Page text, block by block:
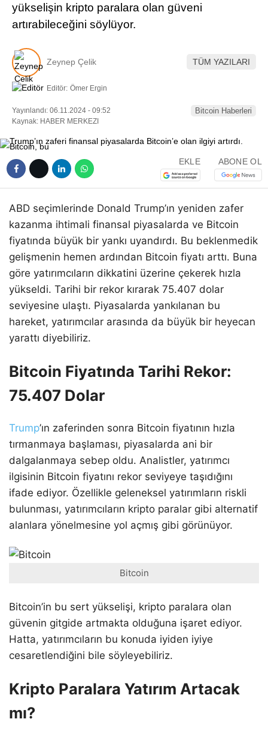
Telegram
yükselişin kripto paralara olan güveni
artırabileceğini söylüyor.
Zeynep Çelik TÜM YAZILARI
Editör: Ömer Ergin
Yayınlandı: 06.11.2024 - 09:52
Kaynak: HABER MERKEZI
Bitcoin Haberleri
EKLE ABONE OL
ABD seçimlerinde Donald Trump’ın yeniden zafer
kazanma ihtimali finansal piyasalarda ve Bitcoin
fiyatında büyük bir yankı uyandırdı. Bu beklenmedik
gelişmenin hemen ardından Bitcoin fiyatı arttı. Buna
göre yatırımcıların dikkatini üzerine çekerek hızla
yükseldi. Tarihi bir rekor kırarak 75.407 dolar
seviyesine ulaştı. Piyasalarda yankılanan bu
hareket, yatırımcılar arasında da büyük bir heyecan
yarattı diyebiliriz.
Bitcoin Fiyatında Tarihi Rekor:
75.407 Dolar
Trump’ın zaferinden sonra Bitcoin fiyatının hızla
tırmanmaya başlaması, piyasalarda ani bir
dalgalanmaya sebep oldu. Analistler, yatırımcı
ilgisinin Bitcoin fiyatını rekor seviyeye taşıdığını
ifade ediyor. Özellikle geleneksel yatırımların riskli
bulunması, yatırımcıların kripto paralar gibi alternatif
alanlara yönelmesine yol açmış gibi görünüyor.
Bitcoin
Bitcoin’in bu sert yükselişi, kripto paralara olan
güvenin gitgide artmakta olduğuna işaret ediyor.
Hatta, yatırımcıların bu konuda iyiden iyiye
cesaretlendiğini bile söyleyebiliriz.
Kripto Paralara Yatırım Artacak
mı?